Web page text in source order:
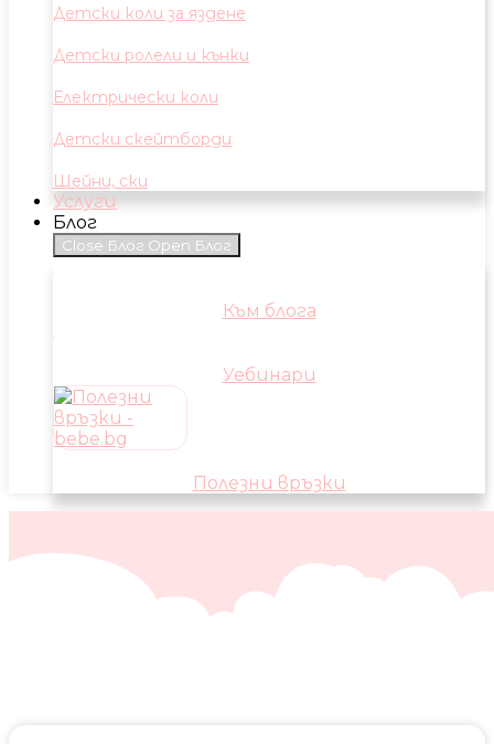
Детски коли за яздене
Детски ролели и кънки
Електрически коли
Детски скейтборди
Шейни, ски
Услуги
Блог
Close Блог Open Блог
Към блога
Уебинари
Полезни връзки